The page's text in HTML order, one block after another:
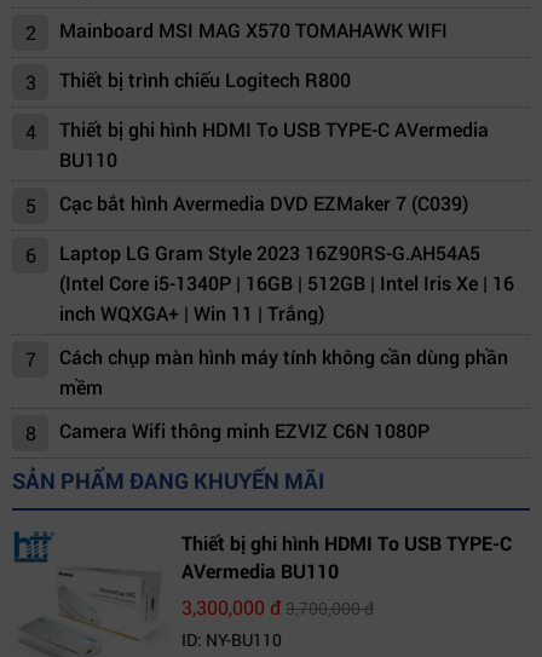
2
Mainboard MSI MAG X570 TOMAHAWK WIFI
3 Thiết bị trình chiếu Logitech R800
4
Thiết bị ghi hình HDMI To USB TYPE-C AVermedia
BU110
5
Cạc bắt hình Avermedia DVD EZMaker 7 (C039)
6
Laptop LG Gram Style 2023 16Z90RS-G.AH54A5
(Intel Core i5-1340P | 16GB | 512GB | Intel Iris Xe | 16
inch WQXGA+ | Win 11 | Trắng)
7
Cách chụp màn hình máy tính không cần dùng phần
mềm
8
Camera Wifi thông minh EZVIZ C6N 1080P
SẢN PHẨM ĐANG KHUYẾN MÃI
Thiết bị ghi hình HDMI To USB TYPE-C
AVermedia BU110
3,300,000 đ3,700,000 đ
ID: NY-BU110